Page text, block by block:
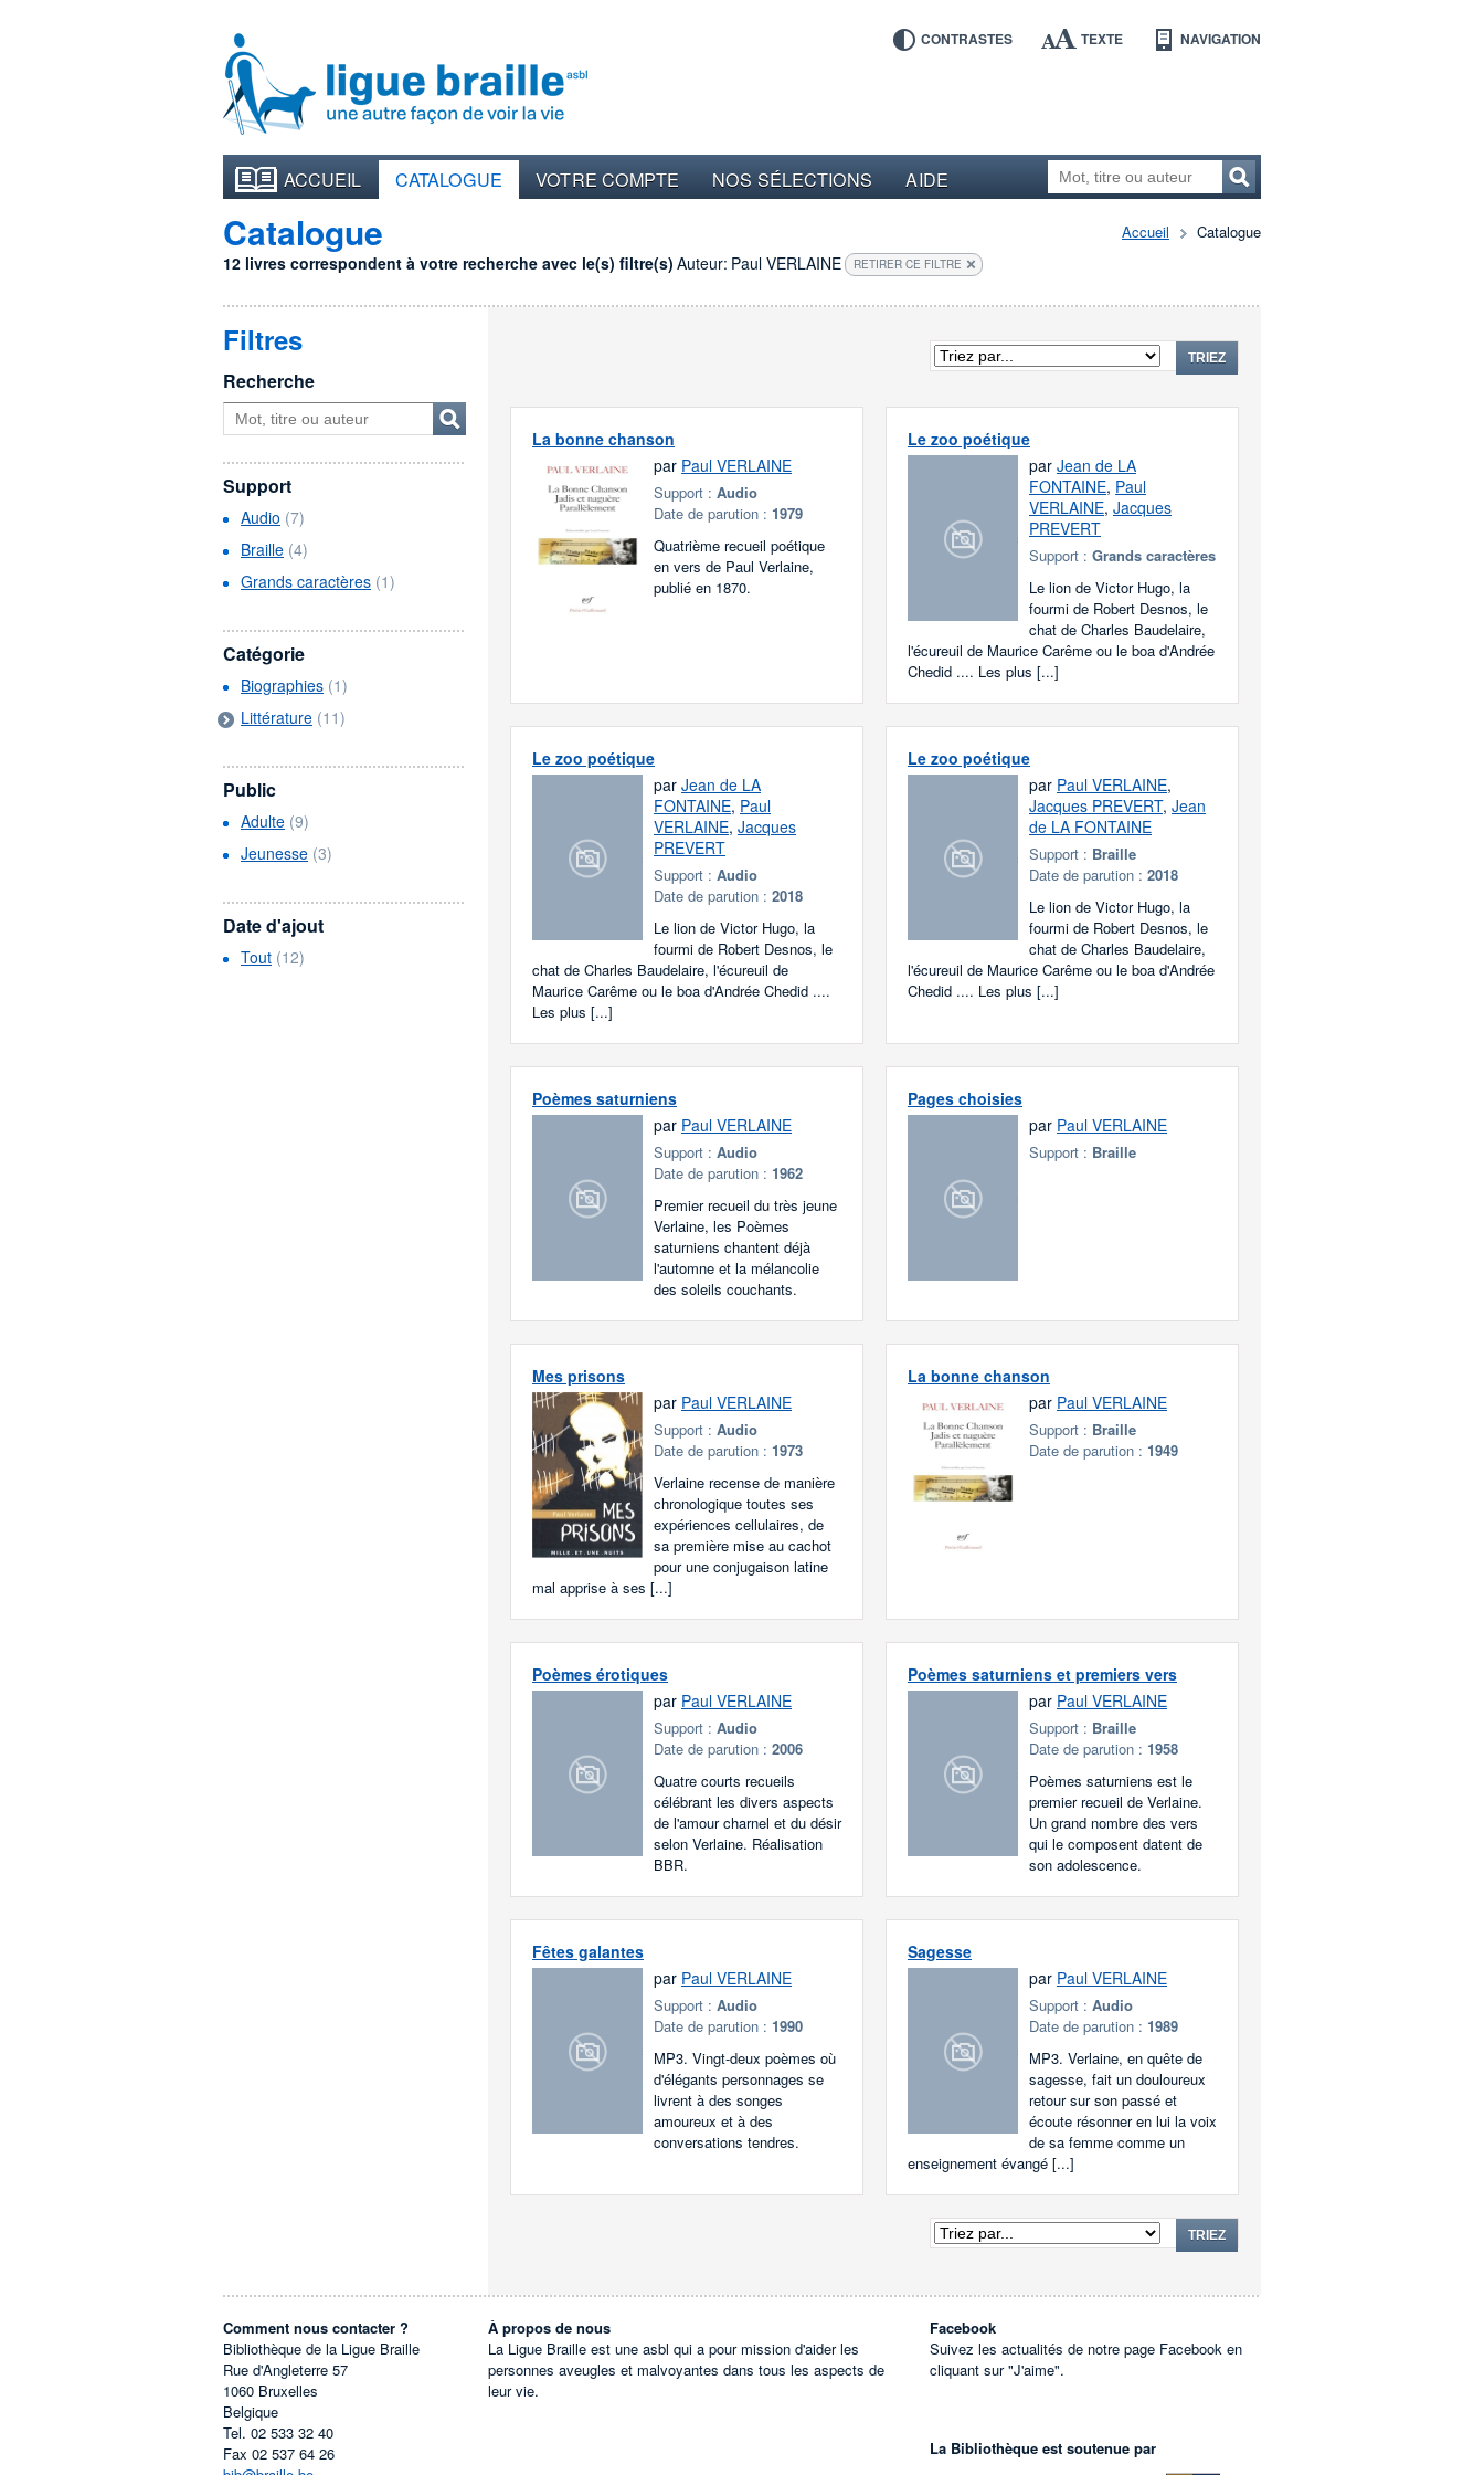
CONTRASTES TEXTE NAVIGATION
ACCUEIL CATALOGUE VOTRE COMPTE NOS SÉLECTIONS AIDE
Accueil Catalogue
Catalogue
12 livres correspondent à votre recherche avec le(s) filtre(s) Auteur: Paul VERLAINE RETIRER CE FILTRE
TRIEZ
La bonne chanson
par Paul VERLAINE
Support :Audio
Date de parution : 1979
Quatrième recueil poétique
en vers de Paul Verlaine,
publié en 1870.
Le zoo poétique
par Jean de LA
FONTAINE, Paul
VERLAINE, Jacques
PREVERT
Support : Grands caractères
Le lion de Victor Hugo, la
fourmi de Robert Desnos, le
chat de Charles Baudelaire,
l'écureuil de Maurice Carême ou le boa d'Andrée
Chedid .... Les plus [...]
Le zoo poétique
parJean de LA
FONTAINE, Paul
VERLAINE,Jacques
PREVERT
Support :Audio
Date de parution :2018
Le lion de Victor Hugo, la
fourmi de Robert Desnos, le
chat de Charles Baudelaire, l'écureuil de
Maurice Carême ou le boa d'Andrée Chedid ....
Les plus [...]
Le zoo poétique
par Paul VERLAINE,
Jacques PREVERT, Jean
de LA FONTAINE
Support : Braille
Date de parution : 2018
Le lion de Victor Hugo, la
fourmi de Robert Desnos, le
chat de Charles Baudelaire,
l'écureuil de Maurice Carême ou le boa d'Andrée
Chedid .... Les plus [...]
Poèmes saturniens
par Paul VERLAINE
Support :Audio
Date de parution : 1962
Premier recueil du très jeune
Verlaine, les Poèmes
saturniens chantent déjà
l'automne et la mélancolie
des soleils couchants.
Pages choisies
par Paul VERLAINE
Support : Braille
Mes prisons
par Paul VERLAINE
Support :Audio
Date de parution : 1973
Verlaine recense de manière
chronologique toutes ses
expériences cellulaires, de
sa première mise au cachot
pour une conjugaison latine
mal apprise à ses [...]
La bonne chanson
par Paul VERLAINE
Support : Braille
Date de parution : 1949
Poèmes érotiques
par Paul VERLAINE
Support :Audio
Date de parution :2006
Quatre courts recueils
célébrant les divers aspects
de l'amour charnel et du désir
selon Verlaine. Réalisation
BBR.
Poèmes saturniens et premiers vers
par Paul VERLAINE
Support : Braille
Date de parution : 1958
Poèmes saturniens est le
premier recueil de Verlaine.
Un grand nombre des vers
qui le composent datent de
son adolescence.
Fêtes galantes
par Paul VERLAINE
Support :Audio
Date de parution : 1990
MP3. Vingt-deux poèmes où
d'élégants personnages se
livrent à des songes
amoureux et à des
conversations tendres.
Sagesse
par Paul VERLAINE
Support : Audio
Date de parution : 1989
MP3. Verlaine, en quête de
sagesse, fait un douloureux
retour sur son passé et
écoute résonner en lui la voix
de sa femme comme un
enseignement évangé [...]
TRIEZ
Filtres
Recherche
Support
Audio (7)
Braille (4)
Grands caractères (1)
Catégorie
Biographies (1)
Littérature (11)
Public
Adulte (9)
Jeunesse (3)
Date d'ajout
Tout (12)
Comment nous contacter ?
Bibliothèque de la Ligue Braille
Rue d'Angleterre 57
1060 Bruxelles
Belgique
Tel. 02 533 32 40
Fax 02 537 64 26
À propos de nous
La Ligue Braille est une asbl qui a pour mission d'aider les
personnes aveugles et malvoyantes dans tous les aspects de
leur vie.
Facebook
Suivez les actualités de notre page Facebook en
cliquant sur "J'aime".
La Bibliothèque est soutenue par